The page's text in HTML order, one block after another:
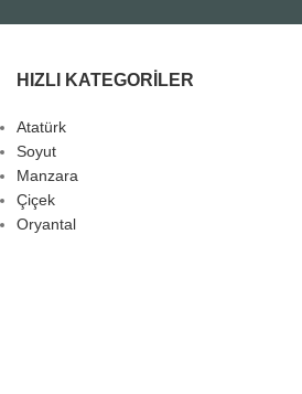
HIZLI KATEGORILER
Atatürk
Soyut
Manzara
Çiçek
Oryantal